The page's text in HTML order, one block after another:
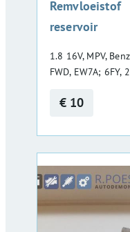
Remvloeistof
reservoir
1.8 16V, MPV,
FWD, EW7A;
€ 10